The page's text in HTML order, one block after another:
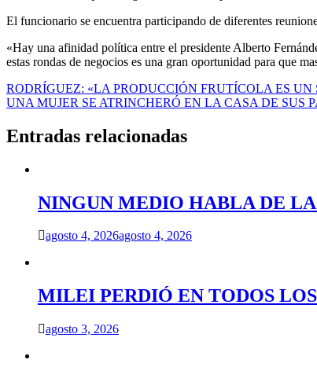
El funcionario se encuentra participando de diferentes
«Hay una afinidad política entre el presidente Alberto
estas rondas de negocios es una gran oportunidad para que
Navegación
de
entradas
RODRÍGUEZ: «LA PRODUCCIÓN FRUTÍCOLA ES
UNA MUJER SE ATRINCHERÓ EN LA CASA DE SUS
Entradas relacionadas
NINGUN MEDIO HABLA DE
agosto 4, 2026agosto 4, 2026
MILEI PERDIÓ EN TODOS
agosto 3, 2026